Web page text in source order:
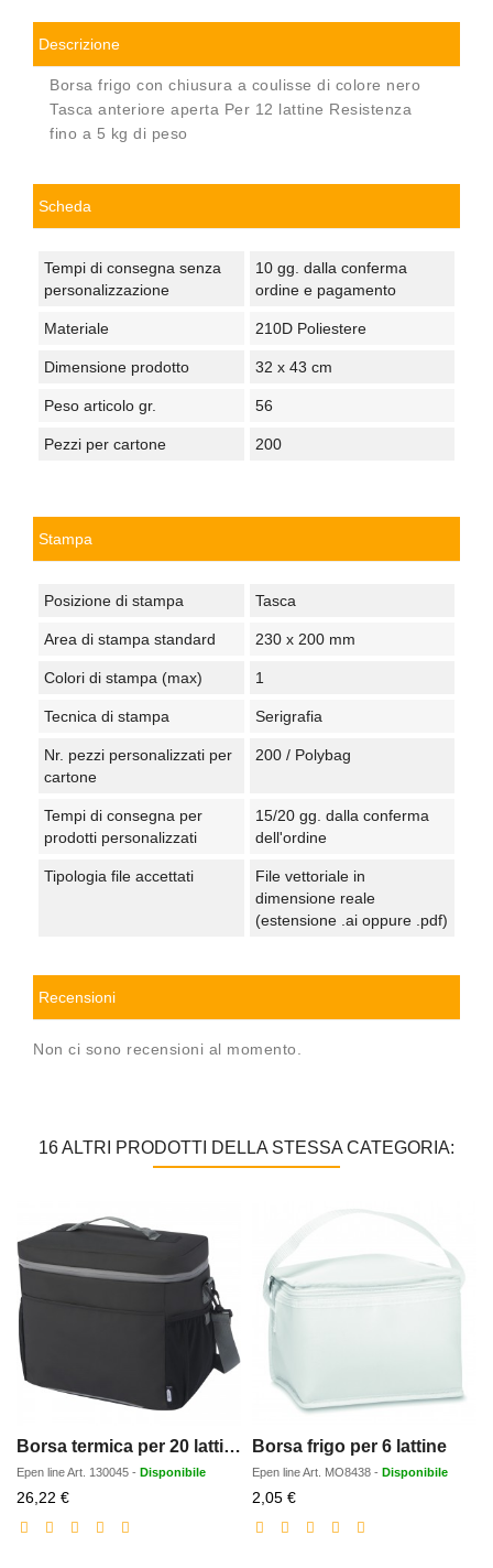
Descrizione
Borsa frigo con chiusura a coulisse di colore nero
Tasca anteriore aperta Per 12 lattine Resistenza
fino a 5 kg di peso
Scheda
Tempi di consegna senza
personalizzazione
10 gg. dalla conferma
ordine e pagamento
Materiale 210D Poliestere
Dimensione prodotto 32 x 43 cm
Peso articolo gr. 56
Pezzi per cartone 200
Stampa
Posizione di stampa Tasca
Area di stampa standard 230 x 200 mm
Colori di stampa (max) 1
Tecnica di stampa Serigrafia
Nr. pezzi personalizzati per
cartone
200 / Polybag
Tempi di consegna per
prodotti personalizzati
15/20 gg. dalla conferma
dell'ordine
Tipologia file accettati
File vettoriale in
dimensione reale
(estensione .ai oppure .pdf)
Recensioni
Non ci sono recensioni al momento.
16 ALTRI PRODOTTI DELLA STESSA CATEGORIA:
Borsa termica per 20 lattine in materiale riciclato certificato GRS Aqua - 22 L
Epen lineArt. 130045 - Disponibile
26,22 €Prezzo
scontato
Borsa frigo per 6 lattine
Epen lineArt. MO8438 - Disponibile
2,05 €Prezzo
scontato